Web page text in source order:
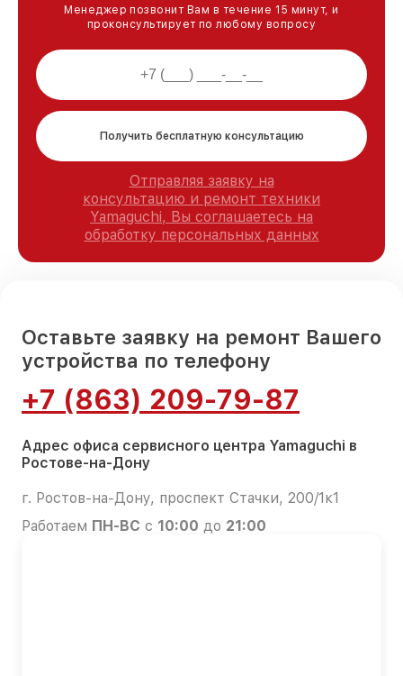
Менеджер позвонит Вам в течение 15 минут, и
проконсультирует по любому вопросу
Получить бесплатную консультацию
Отправляя заявку на
консультацию и ремонт техники
Yamaguchi, Вы соглашаетесь на
обработку персональных данных
Оставьте заявку на ремонт Вашего
устройства по телефону
+7 (863) 209-79-87
Адрес офиса сервисного центра Yamaguchi в
Ростове-на-Дону
г. Ростов-на-Дону, проспект Стачки, 200/1к1
Работаем ПН-ВС с 10:00 до 21:00